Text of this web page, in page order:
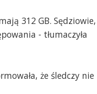
312 GB. Sędziowie,
- tłumaczyła
że śledczy nie